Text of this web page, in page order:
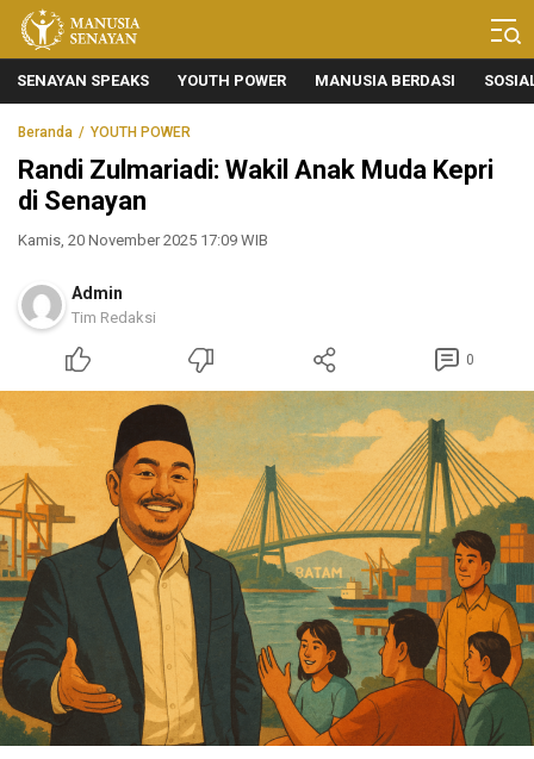
Manusia Senayan
Manusia Bicara, Senayan Bersuara
SENAYAN SPEAKS YOUTH POWER MANUSIA BERDASI
Beranda YOUTH POWER
Randi Zulmariadi: Wakil Anak Muda Kepri
di Senayan
Kamis, 20 November 2025 17:09 WIB
Admin
Tim Redaksi
0